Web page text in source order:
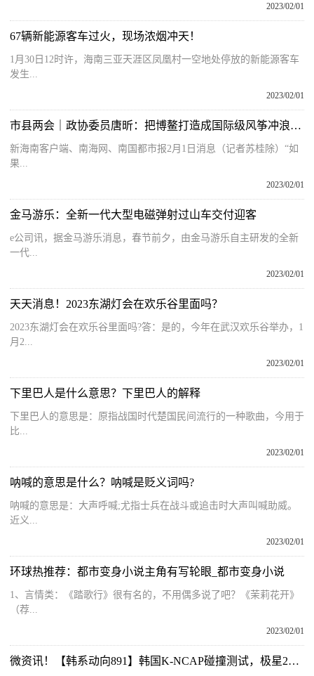
2023/02/01
67辆新能源客车过火，现场浓烟冲天！
1月30日12时许，海南三亚天涯区凤凰村一空地处停放的新能源客车
发生...
2023/02/01
市县两会｜政协委员唐昕：把博鳌打造成国际级风筝冲浪运动天堂
新海南客户端、南海网、南国都市报2月1日消息（记者苏桂除）“如
果...
2023/02/01
金马游乐：全新一代大型电磁弹射过山车交付迎客
e公司讯，据金马游乐消息，春节前夕，由金马游乐自主研发的全新
一代...
2023/02/01
天天消息！2023东湖灯会在欢乐谷里面吗？
2023东湖灯会在欢乐谷里面吗?答：是的，今年在武汉欢乐谷举办，1
月2...
2023/02/01
下里巴人是什么意思？下里巴人的解释
下里巴人的意思是：原指战国时代楚国民间流行的一种歌曲，今用于
比...
2023/02/01
呐喊的意思是什么？呐喊是贬义词吗?
呐喊的意思是：大声呼喊;尤指士兵在战斗或追击时大声叫喊助威。
近义...
2023/02/01
环球热推荐：都市变身小说主角有写轮眼_都市变身小说
1、言情类：《踏歌行》很有名的，不用偶多说了吧？《茉莉花开》
（荐...
2023/02/01
微资讯！【韩系动向891】韩国K-NCAP碰撞测试，极星2表现最差！